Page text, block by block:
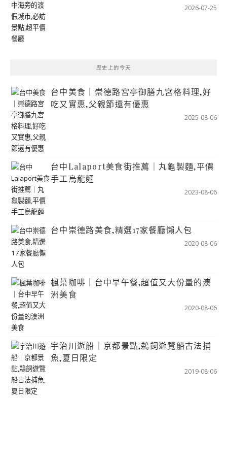
2026-07-25
歷史上的今天
台中美食｜崇德路宮亭御膳九宮格料理,好
吃又實惠,父親節還有優惠
2025-08-06
台中Lalaport美食街推薦｜丸龜製麵,平價
手工烏龍麵
2023-08-06
台中崇德路美食,精選17家餐廳懶人包
2020-08-06
楓葉咖啡｜台中早午餐,超值又大份量的澳
洲美食
2020-08-06
宇治川遊船｜京都景點,鵜飼遊覽船古法捕
魚,夏日限定
2019-08-06